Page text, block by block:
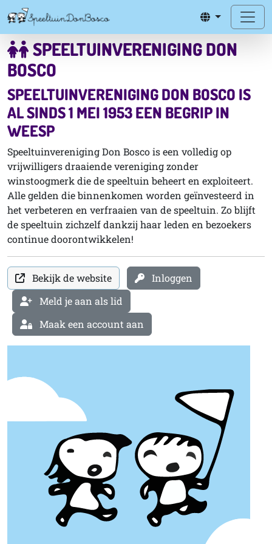
SPEELTUINVERENIGING DON
BOSCO
SPEELTUINVERENIGING DON BOSCO IS
AL SINDS 1 MEI 1953 EEN BEGRIP IN
WEESP
Speeltuinvereniging Don Bosco is een volledig op
vrijwilligers draaiende vereniging zonder
winstoogmerk die de speeltuin beheert en exploiteert.
Alle gelden die binnenkomen worden geïnvesteerd in
het verbeteren en verfraaien van de speeltuin. Zo blijft
de speeltuin zichzelf dankzij haar leden en bezoekers
continue doorontwikkelen!
Bekijk de website
Inloggen
Meld je aan als lid
Maak een account aan